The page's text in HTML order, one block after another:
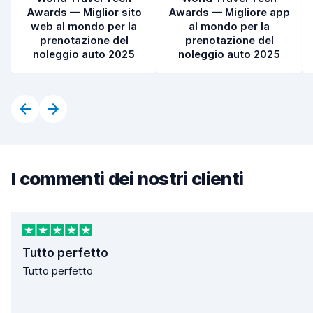
Awards — Miglior sito
web al mondo per la
prenotazione del
noleggio auto 2025
Awards — Migliore app
al mondo per la
prenotazione del
noleggio auto 2025
I commenti dei nostri clienti
Tutto perfetto
Tutto perfetto